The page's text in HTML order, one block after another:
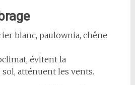
blanc, paulownia, chêne
évitent la
atténuent les vents.